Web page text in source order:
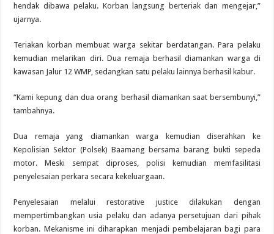
hendak dibawa pelaku. Korban langsung berteriak dan mengejar,”
ujarnya.
Teriakan korban membuat warga sekitar berdatangan. Para pelaku
kemudian melarikan diri. Dua remaja berhasil diamankan warga di
kawasan Jalur 12 WMP, sedangkan satu pelaku lainnya berhasil kabur.
“Kami kepung dan dua orang berhasil diamankan saat bersembunyi,”
tambahnya.
Dua remaja yang diamankan warga kemudian diserahkan ke
Kepolisian Sektor (Polsek) Baamang bersama barang bukti sepeda
motor. Meski sempat diproses, polisi kemudian memfasilitasi
penyelesaian perkara secara kekeluargaan.
Penyelesaian melalui restorative justice dilakukan dengan
mempertimbangkan usia pelaku dan adanya persetujuan dari pihak
korban. Mekanisme ini diharapkan menjadi pembelajaran bagi para